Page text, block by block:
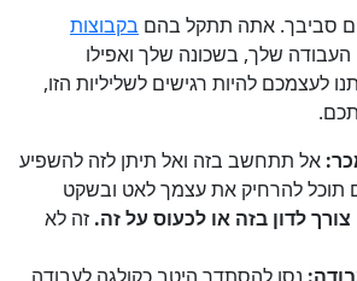
סביבך. אתה תתקל בהם בקבוצות
שלך, בשכונה שלך ואפילו
להיות רגישים לשליליות הזו,
אל תתחשב בזה ואל תיתן לזה להשפיע
תוכל להרחיק את עצמך לאט ובשקט
צורך לדון בזה או לכעוס על זה. זה לא